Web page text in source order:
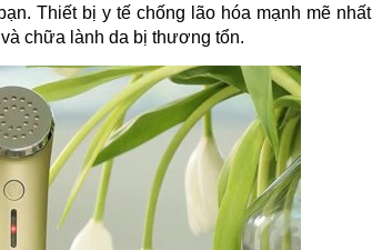
Thiết bị y tế chống lão hóa mạnh mẽ nhất
chữa lành da bị thương tổn.